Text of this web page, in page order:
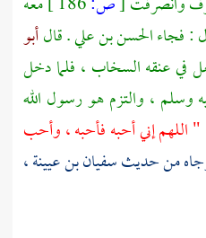
: فجاءالحسن بن علي. قالأبو
في عنقه السخاب ، فلما دخل
وسلم ، والتزم هو رسول الله
" اللهم إني أحبه فأحبه ، وأحب
من حديثسفيان بن عيينة،